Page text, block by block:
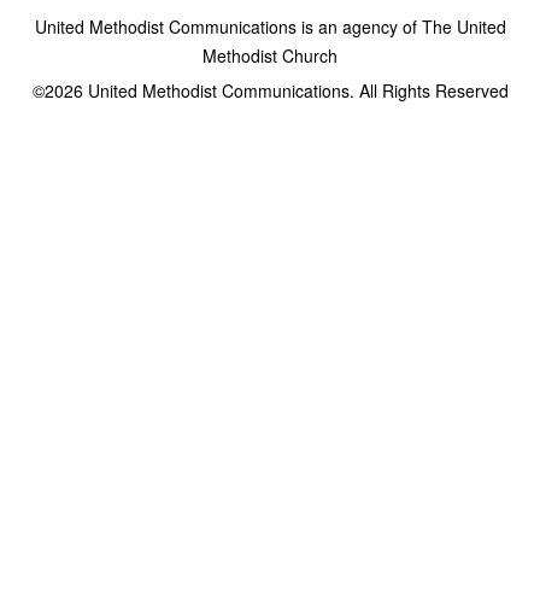
United Methodist Communications is an agency of The United
Methodist Church
©2026United Methodist Communications. All Rights Reserved